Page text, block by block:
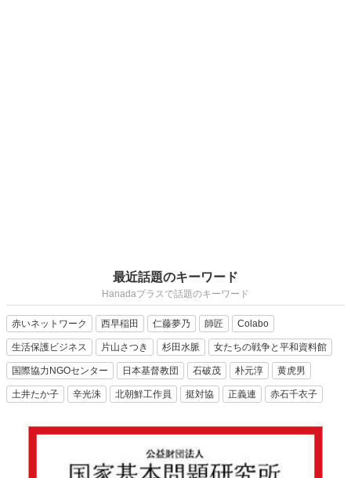
最近話題のキーワード
Hanadaプラスで話題のキーワード
赤いネットワーク 西早稲田 仁藤夢乃 師匠 Colabo
生活保護ビジネス 片山さつき 杉田水脈 女たちの戦争と平和資料館
国際協力NGOセンター 日本基督教団 石破茂 朴元淳 黄虎男
土井たか子 辛光洙 北朝鮮工作員 挺対協 正義連 赤石千衣子